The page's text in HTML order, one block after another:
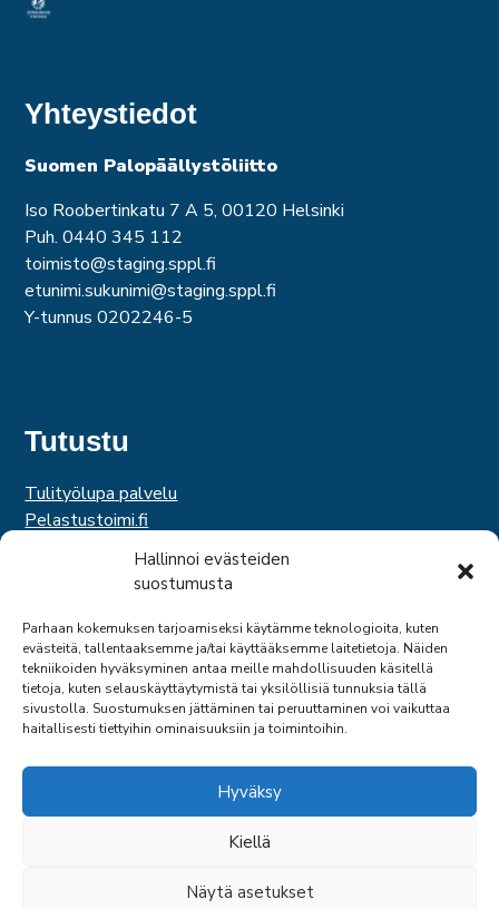
Hallinnoi evästeiden
suostumusta
Parhaan kokemuksen tarjoamiseksi käytämme teknologioita, kuten
evästeitä, tallentaaksemme ja/tai käyttääksemme laitetietoja. Näiden
tekniikoiden hyväksyminen antaa meille mahdollisuuden käsitellä
tietoja, kuten selauskäyttäytymistä tai yksilöllisiä tunnuksia tällä
sivustolla. Suostumuksen jättäminen tai peruuttaminen voi vaikuttaa
haitallisesti tiettyihin ominaisuuksiin ja toimintoihin.
Hyväksy
Kiellä
Näytä asetukset
Yhteystiedot
Suomen Palopäällystöliitto
Iso Roobertinkatu 7 A 5, 00120 Helsinki
Puh. 0440 345 112
toimisto@staging.sppl.fi
etunimi.sukunimi@staging.sppl.fi
Y-tunnus 0202246-5
Tutustu
Tulityölupa palvelu
Pelastustoimi.fi
Hätäkeskuslaitos
Palosuojelurahasto
Suomen Pelastusalan Keskusjärjestö
SPEK
Federation of EUropean Fire Officers